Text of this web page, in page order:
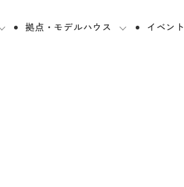
拠点・モデルハウス イベント